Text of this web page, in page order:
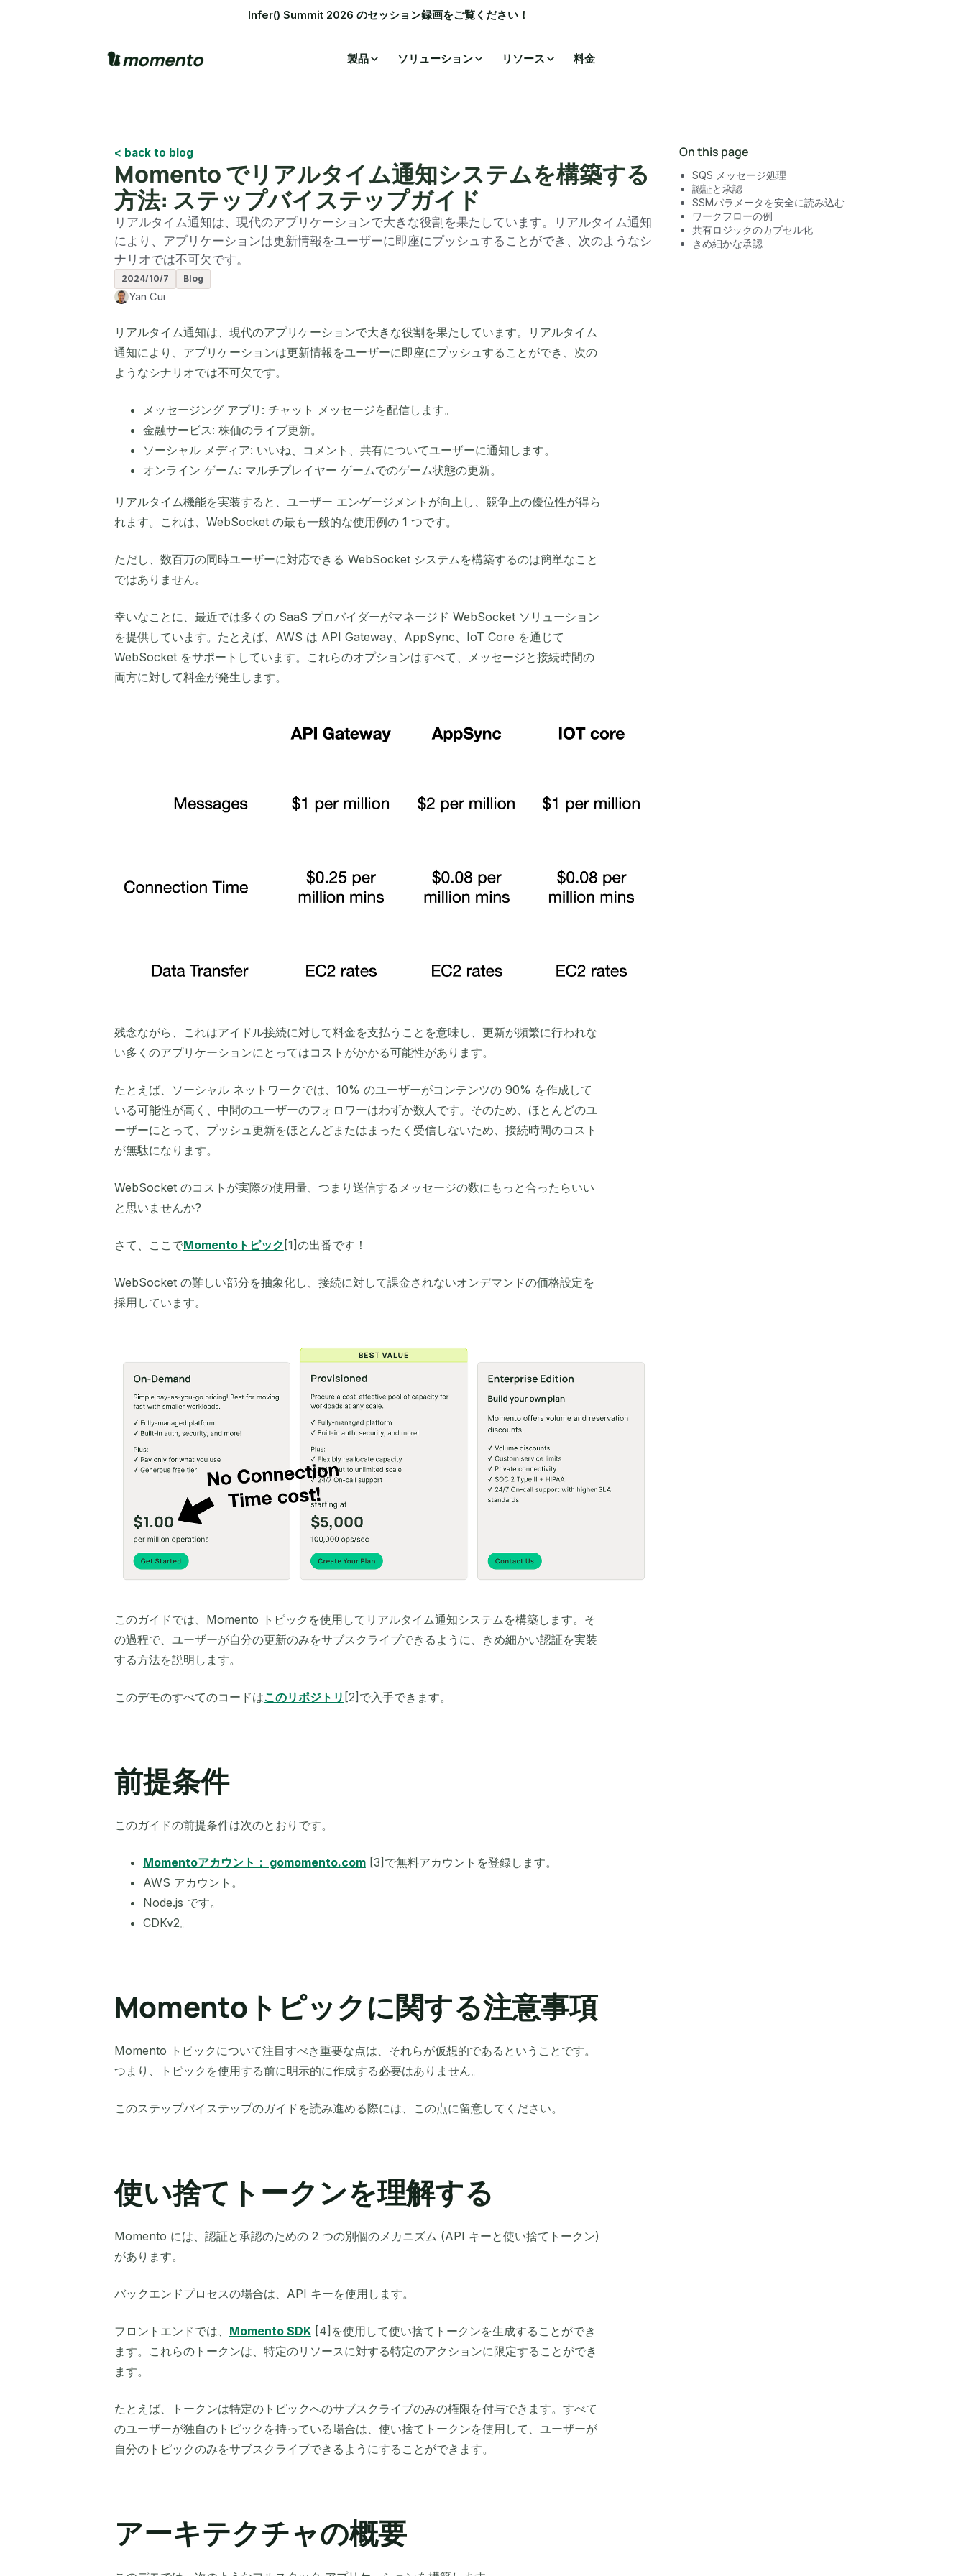
Infer() Summit 2026 のセッション録画をご覧ください！
製品 ソリューション リソース 料金
< back to blog
Momento でリアルタイム通知システムを構築する
方法: ステップバイステップガイド
リアルタイム通知は、現代のアプリケーションで大きな役割を果たしています。リアルタイム通知
により、アプリケーションは更新情報をユーザーに即座にプッシュすることができ、次のようなシ
ナリオでは不可欠です。
2024/10/7 Blog
Yan Cui
リアルタイム通知は、現代のアプリケーションで大きな役割を果たしています。リアルタイム
通知により、アプリケーションは更新情報をユーザーに即座にプッシュすることができ、次の
ようなシナリオでは不可欠です。
メッセージング アプリ: チャット メッセージを配信します。
金融サービス: 株価のライブ更新。
ソーシャル メディア: いいね、コメント、共有についてユーザーに通知します。
オンライン ゲーム: マルチプレイヤー ゲームでのゲーム状態の更新。
リアルタイム機能を実装すると、ユーザー エンゲージメントが向上し、競争上の優位性が得ら
れます。これは、WebSocket の最も一般的な使用例の 1 つです。
ただし、数百万の同時ユーザーに対応できる WebSocket システムを構築するのは簡単なこと
ではありません。
幸いなことに、最近では多くの SaaS プロバイダーがマネージド WebSocket ソリューション
を提供しています。たとえば、AWS は API Gateway、AppSync、IoT Core を通じて
WebSocket をサポートしています。これらのオプションはすべて、メッセージと接続時間の
両方に対して料金が発生します。
残念ながら、これはアイドル接続に対して料金を支払うことを意味し、更新が頻繁に行われな
い多くのアプリケーションにとってはコストがかかる可能性があります。
たとえば、ソーシャル ネットワークでは、10% のユーザーがコンテンツの 90% を作成して
いる可能性が高く、中間のユーザーのフォロワーはわずか数人です。そのため、ほとんどのユ
ーザーにとって、プッシュ更新をほとんどまたはまったく受信しないため、接続時間のコスト
が無駄になります。
WebSocket のコストが実際の使用量、つまり送信するメッセージの数にもっと合ったらいい
と思いませんか?
さて、ここでMomentoトピック [1]の出番です！
WebSocket の難しい部分を抽象化し、接続に対して課金されないオンデマンドの価格設定を
採用しています。
このガイドでは、Momento トピックを使用してリアルタイム通知システムを構築します。そ
の過程で、ユーザーが自分の更新のみをサブスクライブできるように、きめ細かい認証を実装
する方法を説明します。
このデモのすべてのコードはこのリポジトリ [2]で入手できます。
前提条件
このガイドの前提条件は次のとおりです。
Momentoアカウント： gomomento.com[3]で無料アカウントを登録します。
AWS アカウント。
Node.js です。
CDKv2。
Momentoトピックに関する注意事項
Momento トピックについて注目すべき重要な点は、それらが仮想的であるということです。
つまり、トピックを使用する前に明示的に作成する必要はありません。
このステップバイステップのガイドを読み進める際には、この点に留意してください。
使い捨てトークンを理解する
Momento には、認証と承認のための 2 つの別個のメカニズム (API キーと使い捨てトークン)
があります。
バックエンドプロセスの場合は、API キーを使用します。
フロントエンドでは、 Momento SDK[4]を使用して使い捨てトークンを生成することができ
ます。これらのトークンは、特定のリソースに対する特定のアクションに限定することができ
ます。
たとえば、トークンは特定のトピックへのサブスクライブのみの権限を付与できます。すべて
のユーザーが独自のトピックを持っている場合は、使い捨てトークンを使用して、ユーザーが
自分のトピックのみをサブスクライブできるようにすることができます。
アーキテクチャの概要
On this page
SQS メッセージ処理
認証と承認
SSMパラメータを安全に読み込む
ワークフローの例
共有ロジックのカプセル化
きめ細かな承認